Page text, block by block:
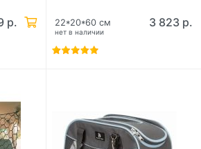
р.
нет в наличии
22*20*60 см 3 823 р.